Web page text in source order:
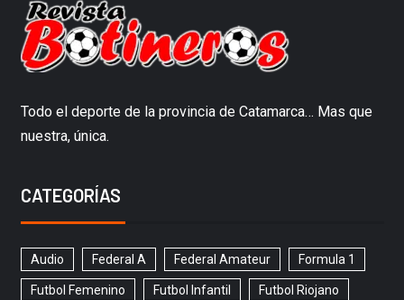
Todo el deporte de la provincia de Catamarca… Mas que
nuestra, única.
CATEGORÍAS
Audio Federal A Federal Amateur Formula 1
Futbol Femenino Futbol Infantil Futbol Riojano